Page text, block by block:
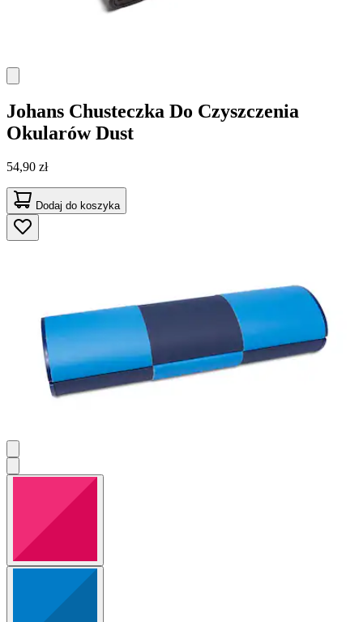
Johans Chusteczka Do Czyszczenia
Okularów Dust
54,90 zł
Dodaj do koszyka